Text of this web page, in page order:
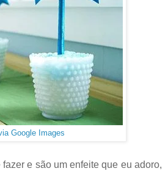
Google Images
e são um enfeite que eu adoro,